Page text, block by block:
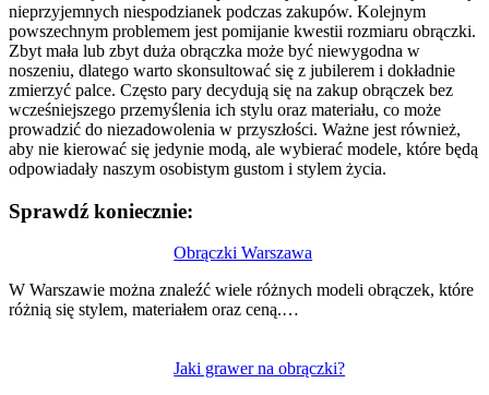
nieprzyjemnych niespodzianek podczas zakupów. Kolejnym
powszechnym problemem jest pomijanie kwestii rozmiaru obrączki.
Zbyt mała lub zbyt duża obrączka może być niewygodna w
noszeniu, dlatego warto skonsultować się z jubilerem i dokładnie
zmierzyć palce. Często pary decydują się na zakup obrączek bez
wcześniejszego przemyślenia ich stylu oraz materiału, co może
prowadzić do niezadowolenia w przyszłości. Ważne jest również,
aby nie kierować się jedynie modą, ale wybierać modele, które będą
odpowiadały naszym osobistym gustom i stylem życia.
Sprawdź koniecznie:
Obrączki Warszawa
W Warszawie można znaleźć wiele różnych modeli obrączek, które
różnią się stylem, materiałem oraz ceną.…
Jaki grawer na obrączki?
wpisu